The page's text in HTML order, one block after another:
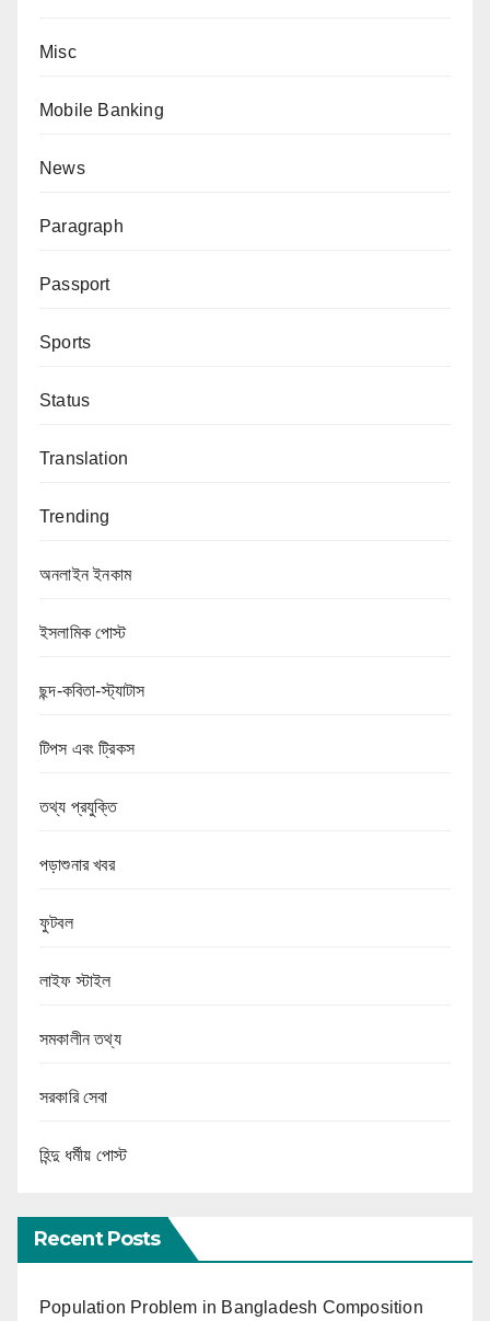
Misc
Mobile Banking
News
Paragraph
Passport
Sports
Status
Translation
Trending
অনলাইন ইনকাম
ইসলামিক পোস্ট
ছন্দ-কবিতা-স্ট্যাটাস
টিপস এবং ট্রিকস
তথ্য প্রযুক্তি
পড়াশুনার খবর
ফুটবল
লাইফ স্টাইল
সমকালীন তথ্য
সরকারি সেবা
হিন্দু ধর্মীয় পোস্ট
Recent Posts
Population Problem in Bangladesh Composition